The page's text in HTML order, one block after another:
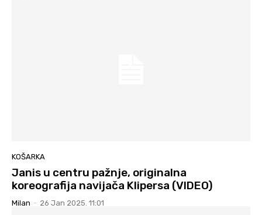
KOŠARKA
Janis u centru pažnje, originalna
koreografija navijača Klipersa (VIDEO)
Milan - 26 Jan 2025. 11:01